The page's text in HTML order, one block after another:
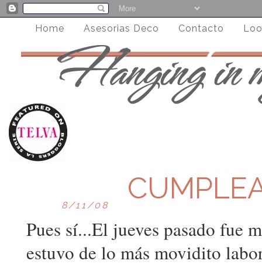
Home Asesorias Deco Contacto
8/11/08
Pues sí...El jueves pasado fue
estuvo de lo más movidito